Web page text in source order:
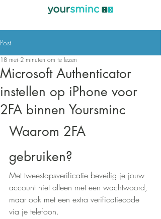
Post
Microsoft Authenticator
instellen op iPhone voor
2FA binnen Yoursminc
18 mei 2 minuten om te lezen
Waarom 2FA
gebruiken?
Met tweestapsverificatie beveilig je jouw
account niet alleen met een wachtwoord,
maar ook met een extra verificatiecode
via je telefoon.